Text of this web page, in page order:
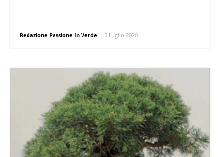
Redazione Passione In Verde - 5 Luglio 2020